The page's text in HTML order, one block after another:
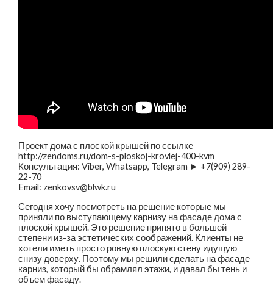
Проект дома с плоской крышей по ссылке
http://zendoms.ru/dom-s-ploskoj-krovlej-400-kvm
Консультация: Viber, Whatsapp, Telegram ► +7(909) 289-
22-70
Email: zenkovsv@blwk.ru
Сегодня хочу посмотреть на решение которые мы
приняли по выступающему карнизу на фасаде дома с
плоской крышей. Это решение принято в большей
степени из-за эстетических соображений. Клиенты не
хотели иметь просто ровную плоскую стену идущую
снизу доверху. Поэтому мы решили сделать на фасаде
карниз, который бы обрамлял этажи, и давал бы тень и
объем фасаду.